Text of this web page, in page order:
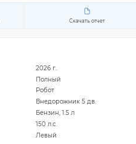
Скачать отчет
2026 г.
Полный
Робот
Внедорожник 5 дв.
Бензин, 1.5 л
150 л.с.
Левый